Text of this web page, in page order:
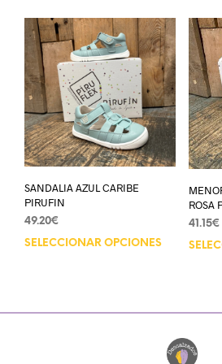
SANDALIA AZUL CARIBE
PIRUFIN
49.20€
SELECCIONAR OPCIONES
ROSA
41.15€